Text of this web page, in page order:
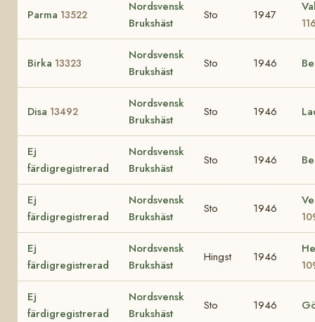
Parma 13522
Nordsvensk
Brukshäst
Sto 1947
Birka 13323
Nordsvensk
Brukshäst
Sto 1946
Disa 13492
Nordsvensk
Brukshäst
Sto 1946
Ej
färdigregistrerad
Nordsvensk
Brukshäst
Sto 1946
Ej
färdigregistrerad
Nordsvensk
Brukshäst
Sto 1946
Ej
färdigregistrerad
Nordsvensk
Brukshäst
Hingst 1946
Ej
färdigregistrerad
Nordsvensk
Brukshäst
Sto 1946